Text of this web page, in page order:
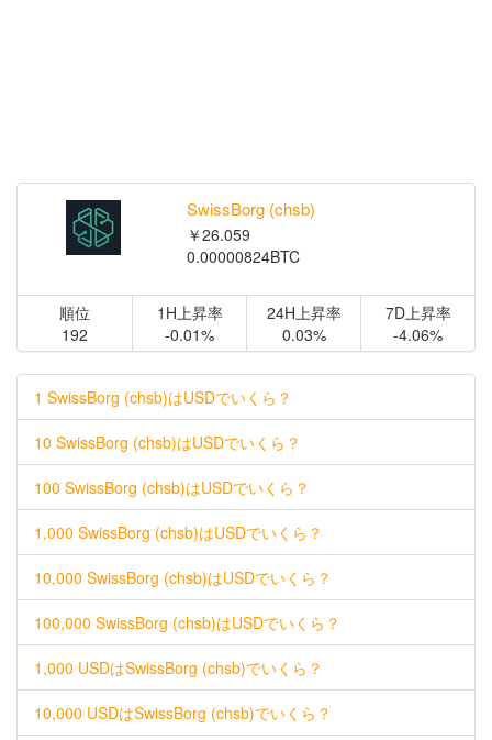
SwissBorg (chsb)
￥26.059
0.00000824BTC
順位
192
1H上昇率
-0.01%
24H上昇率
0.03%
7D上昇率
-4.06%
1 SwissBorg (chsb)はUSDでいくら？
10 SwissBorg (chsb)はUSDでいくら？
100 SwissBorg (chsb)はUSDでいくら？
1,000 SwissBorg (chsb)はUSDでいくら？
10,000 SwissBorg (chsb)はUSDでいくら？
100,000 SwissBorg (chsb)はUSDでいくら？
1,000 USDはSwissBorg (chsb)でいくら？
10,000 USDはSwissBorg (chsb)でいくら？